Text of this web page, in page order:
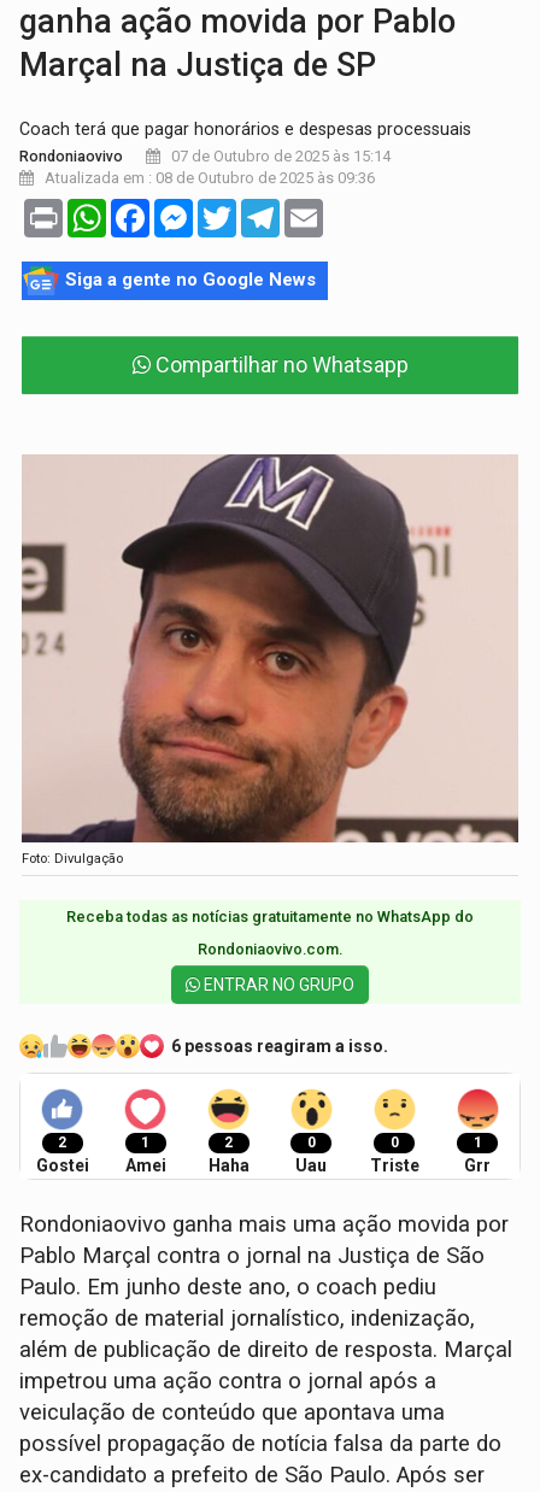
ganha ação movida por Pablo
Marçal na Justiça de SP
Coach terá que pagar honorários e despesas processuais
Rondoniaovivo
07 de Outubro de 2025 às 15:14
Atualizada em : 08 de Outubro de 2025 às 09:36
Print WhatsAppFacebookMessenger
TwitterTelegram
Siga a gente no Google News
Compartilhar no Whatsapp
Foto: Divulgação
Receba todas as notícias gratuitamente no WhatsApp do
Rondoniaovivo.com.​
ENTRAR NO GRUPO
6 pessoas reagiram a isso.
2
Gostei
1
Amei
2
Haha
0
Uau
0
Triste
1
Grr
Rondoniaovivo ganha mais uma ação movida por
Pablo Marçal contra o jornal na Justiça de São
Paulo. Em junho deste ano, o coach pediu
remoção de material jornalístico, indenização,
além de publicação de direito de resposta. Marçal
impetrou uma ação contra o jornal após a
veiculação de conteúdo que apontava uma
possível propagação de notícia falsa da parte do
ex-candidato a prefeito de São Paulo. Após ser